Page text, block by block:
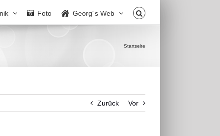
Foto Georg´s Web
Startseite
Zurück Vor